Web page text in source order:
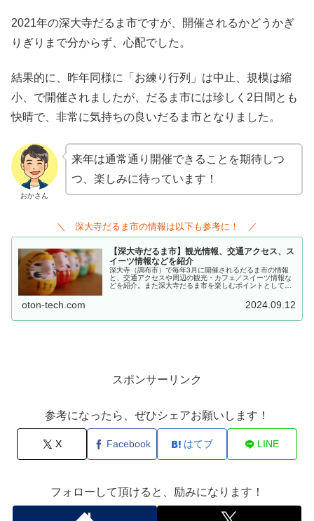
2021年の深大寺だるま市ですが、開催されるかどうかぎ
りぎりまで分からず、心配でした。
結果的に、昨年同様に「お練り行列」は中止、規模は縮
小、で開催されましたが、だるま市には珍しく2日間とも
快晴で、非常に気持ちの良いだるま市となりました。
おかさん
来年は通常通り開催できることを期待しつ
つ、楽しみに待っています！
＼ 深大寺だるま市の情報は以下も参考に！ ／
【深大寺だるま市】観光情報、交通アクセス、ス
イーツ情報などを紹介
深大寺（調布市）で毎年3月に開催されるだるま市の情報
と、交通アクセスや周辺の観光・カフェ／スイーツ情報な
どを紹介。また深大寺だるま市を楽しむポイントとして、
oton-tech.com 2024.09.12
スポンサーリンク
参考になったら、ぜひシェアお願いします！
X Facebook はてブ LINE
フォローして頂けると、励みになります！